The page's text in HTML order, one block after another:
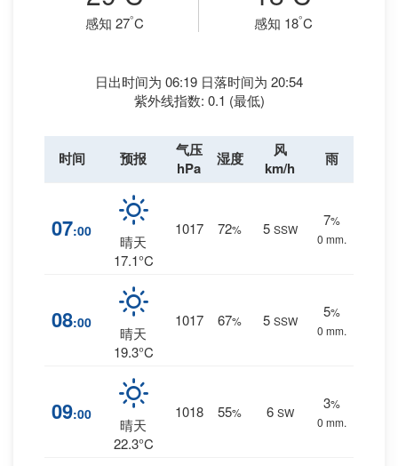
感知 27°C 感知 18°C
日出时间为 06:19 日落时间为 20:54
紫外线指数: 0.1 (最低)
时间 预报
气压
hPa
湿度
风
km/h
雨
07:00
晴天
17.1°C
1017 72% 5 SSW
7%
0 mm.
08:00
晴天
19.3°C
1017 67% 5 SSW
5%
0 mm.
09:00
晴天
22.3°C
1018 55% 6 SW
3%
0 mm.